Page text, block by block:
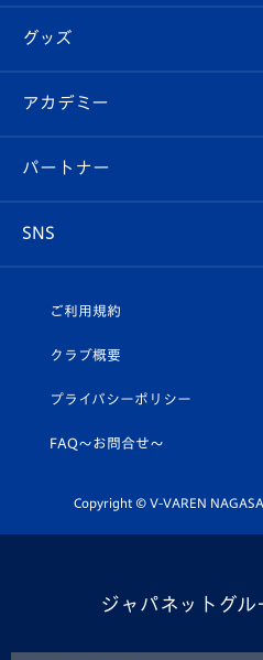
チケット
イベント
メディア
ホームタウン
スタッフプロフィール
マスコット紹介
平和祈念活動
ホームタウン活動
はじめての観戦ガイド
Revive Team
ヴィヴィくんの長崎おもてなし
フォトギャラリー
スタジアムグルメ
チケット
V-LOVERS（ファンクラブ）
プレイヤーズスイート
グッズ
オンラインショップ
店舗情報
アカデミー
育成からのお知らせ
U-18
スクール
パートナー
SNS
ヴィヴィくんインスタグラム
公式LINE＠
ご利用規約
クラブ概要
プライバシーポリシー
FAQ〜お問合せ〜
Copyright © V-VAREN
ジャパネットグル